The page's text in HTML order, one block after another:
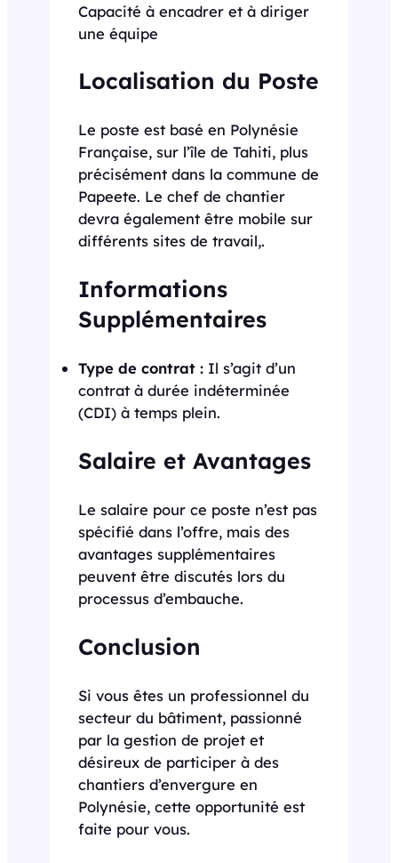
Capacité à encadrer et à diriger
une équipe
Localisation du Poste
Le poste est basé en Polynésie
Française, sur l’île de Tahiti, plus
précisément dans la commune de
Papeete. Le chef de chantier
devra également être mobile sur
différents sites de travail,.
Informations
Supplémentaires
Type de contrat : Il s’agit d’un
contrat à durée indéterminée
(CDI) à temps plein.
Salaire et Avantages
Le salaire pour ce poste n’est pas
spécifié dans l’offre, mais des
avantages supplémentaires
peuvent être discutés lors du
processus d’embauche.
Conclusion
Si vous êtes un professionnel du
secteur du bâtiment, passionné
par la gestion de projet et
désireux de participer à des
chantiers d’envergure en
Polynésie, cette opportunité est
faite pour vous.